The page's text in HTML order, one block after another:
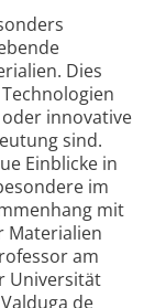
Dies
oder innovative
sind.
Einblicke in
im
mit
Materialien
am
Universität
de